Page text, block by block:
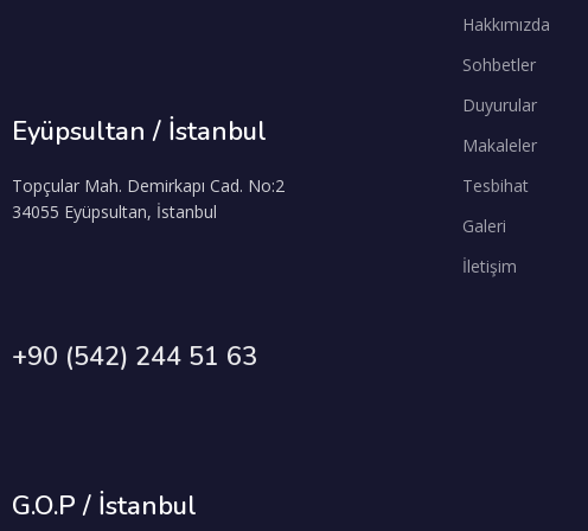
Eyüpsultan / İstanbul
Topçular Mah. Demirkapı Cad. No:2
34055 Eyüpsultan, İstanbul
+90 (542) 244 51 63
G.O.P / İstanbul
Hakkımızda
Sohbetler
Duyurular
Makaleler
Tesbihat
Galeri
İletişim